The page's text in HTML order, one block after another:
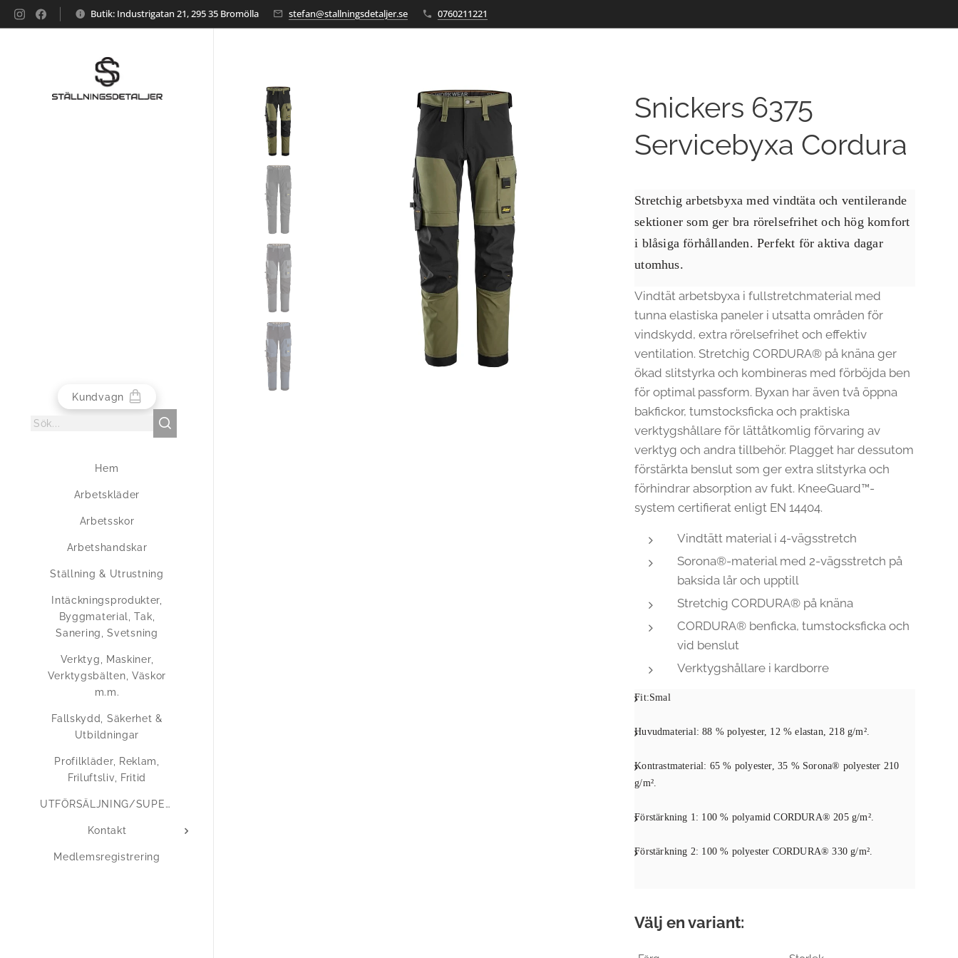
Butik: Industrigatan 21, 295 35 Bromölla stefan@stallningsdetaljer.se 0760211221
Kundvagn
Hem
Arbetskläder
Arbetsskor
Arbetshandskar
Ställning & Utrustning
Intäckningsprodukter,
Byggmaterial, Tak,
Sanering, Svetsning
Verktyg, Maskiner,
Verktygsbälten, Väskor
m.m.
Fallskydd, Säkerhet &
Utbildningar
Profilkläder, Reklam,
Friluftsliv, Fritid
UTFÖRSÄLJNING/SUPERERBJUDANDEN
Kontakt
Medlemsregistrering
Snickers 6375
Servicebyxa Cordura
Stretchig arbetsbyxa med vindtäta och ventilerande
sektioner som ger bra rörelsefrihet och hög komfort
i blåsiga förhållanden. Perfekt för aktiva dagar
utomhus.
Vindtät arbetsbyxa i fullstretchmaterial med
tunna elastiska paneler i utsatta områden för
vindskydd, extra rörelsefrihet och effektiv
ventilation. Stretchig CORDURA® på knäna ger
ökad slitstyrka och kombineras med förböjda ben
för optimal passform. Byxan har även två öppna
bakfickor, tumstocksficka och praktiska
verktygshållare för lättåtkomlig förvaring av
verktyg och andra tillbehör. Plagget har dessutom
förstärkta benslut som ger extra slitstyrka och
förhindrar absorption av fukt. KneeGuard™-
system certifierat enligt EN 14404.
Vindtätt material i 4-vägsstretch
Sorona®-material med 2-vägsstretch på
baksida lår och upptill
Stretchig CORDURA® på knäna
CORDURA® benficka, tumstocksficka och
vid benslut
Verktygshållare i kardborre
Fit:Smal
Huvudmaterial: 88 % polyester, 12 % elastan, 218 g/m².
Kontrastmaterial: 65 % polyester, 35 % Sorona® polyester 210
g/m².
Förstärkning 1: 100 % polyamid CORDURA® 205 g/m².
Förstärkning 2: 100 % polyester CORDURA® 330 g/m².
Välj en variant: